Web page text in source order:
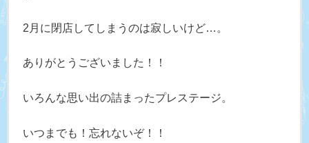
2月に閉店してしまうのは寂しいけど…。
ありがとうございました！！
いろんな思い出の詰まったプレステージ。
いつまでも！忘れないぞ！！